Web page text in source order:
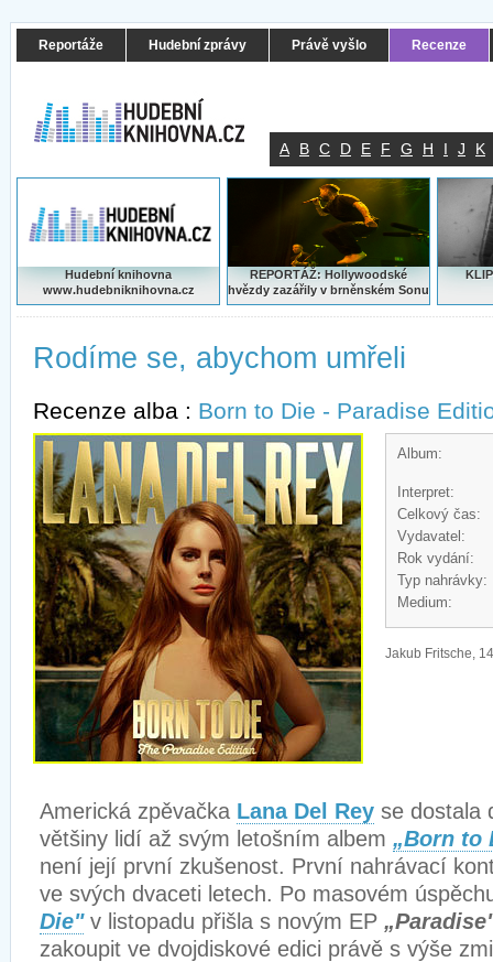
Reportáže Hudební zprávy Právě vyšlo Recenze
A B C D E F G H I J K
Hudební knihovna
www.hudebniknihovna.cz
REPORTÁŽ: Hollywoodské
hvězdy zazářily v brněnském Sonu
Rodíme se, abychom umřeli
Recenze alba : Born to Die - Paradise
Album:
Interpret:
Celkový čas:
Vydavatel:
Rok vydání:
Typ nahrávky:
Medium:
Jakub Fritsche,
Americká zpěvačka Lana Del Rey se dostala
většiny lidí až svým letošním albem „Born to
není její první zkušenost. První nahrávací
ve svých dvaceti letech. Po masovém
Die"v listopadu přišla s novým EP
zakoupit ve dvojdiskové edici právě s výše